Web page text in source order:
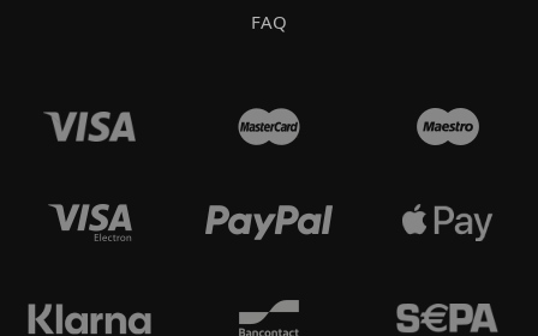
FAQ